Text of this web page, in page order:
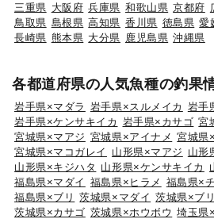
三重県 大阪府 兵庫県 和歌山県 京都府
鳥取県 島根県 高知県 香川県 徳島県 愛
長崎県 熊本県 大分県 鹿児島県 沖縄県
各都道府県の人気魚種の釣果
岩手県×マダラ 岩手県×スルメイカ 岩手
岩手県×ケンサキイカ 岩手県×カサゴ 宮
宮城県×マアジ 宮城県×アイナメ 宮城県
宮城県×マコガレイ
山形県×マアジ 山形
山形県×キジハタ 山形県×ケンサキイカ
福島県×マダイ 福島県×ヒラメ 福島県×
福島県×ブリ
茨城県×マダイ 茨城県×ブリ
茨城県×カサゴ 茨城県×ホウボウ 埼玉県